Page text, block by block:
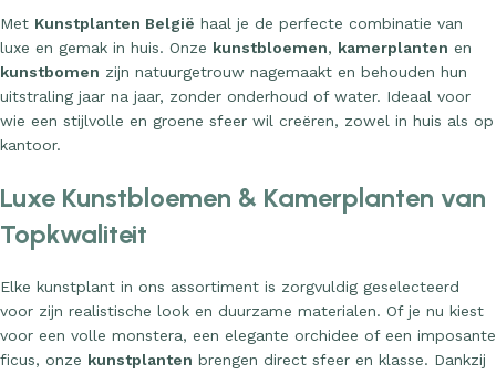
Met Kunstplanten België haal je de perfecte combinatie van
luxe en gemak in huis. Onze kunstbloemen, kamerplanten en
kunstbomen zijn natuurgetrouw nagemaakt en behouden hun
uitstraling jaar na jaar, zonder onderhoud of water. Ideaal voor
wie een stijlvolle en groene sfeer wil creëren, zowel in huis als op
kantoor.
Luxe Kunstbloemen & Kamerplanten van
Topkwaliteit
Elke kunstplant in ons assortiment is zorgvuldig geselecteerd
voor zijn realistische look en duurzame materialen. Of je nu kiest
voor een volle monstera, een elegante orchidee of een imposante
ficus, onze kunstplanten brengen direct sfeer en klasse. Dankzij